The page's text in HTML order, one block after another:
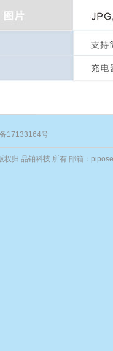
17133164号
权归 品铂科技 所有 邮箱：